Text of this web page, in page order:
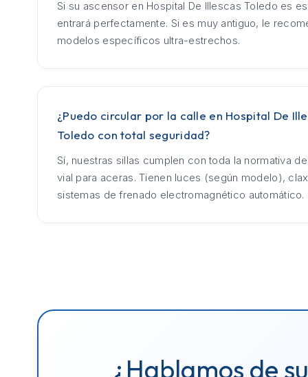
Si su ascensor en Hospital De Illescas Toledo es
entrará perfectamente. Si es muy antiguo, le
modelos específicos ultra-estrechos.
¿Puedo circular por la calle en Hospital De
Toledo con total seguridad?
Sí, nuestras sillas cumplen con toda la normativa
vial para aceras. Tienen luces (según modelo),
sistemas de frenado electromagnético automático.
¿Hablamos de su